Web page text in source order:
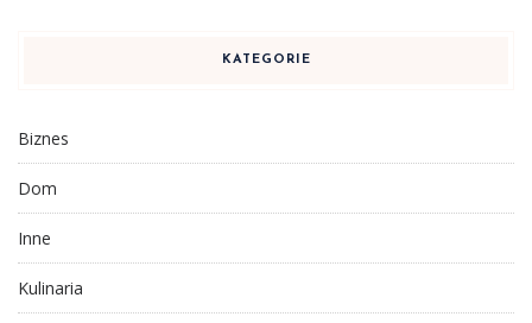
KATEGORIE
Biznes
Dom
Inne
Kulinaria